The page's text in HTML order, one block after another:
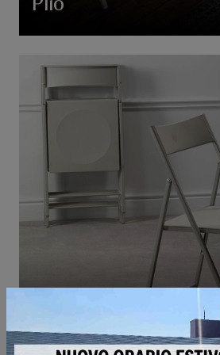
Plio
Steel